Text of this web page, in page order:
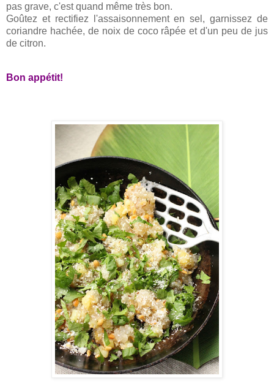
pas grave, c'est quand même très bon.
Goûtez et rectifiez l'assaisonnement en sel, garnissez de
coriandre hachée, de noix de coco râpée et d'un peu de jus
de citron.
Bon appétit!